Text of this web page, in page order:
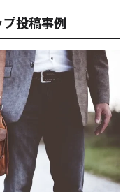
投稿事例